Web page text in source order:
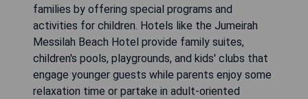
families by offering special programs and
activities for children. Hotels like the Jumeirah
Messilah Beach Hotel provide family suites,
children's pools, playgrounds, and kids' clubs that
engage younger guests while parents enjoy some
relaxation time or partake in adult-oriented